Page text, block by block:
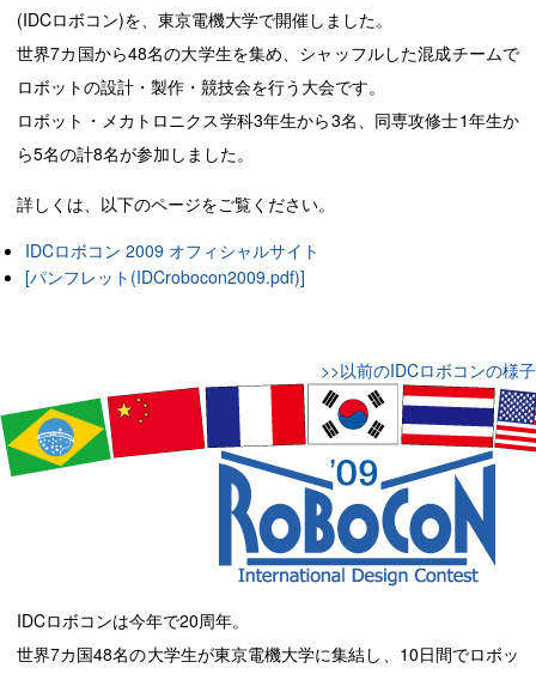
(IDCロボコン)を、東京電機大学で開催しました。
世界7カ国から48名の大学生を集め、シャッフルした混成チームで
ロボットの設計・製作・競技会を行う大会です。
ロボット・メカトロニクス学科3年生から3名、同専攻修士1年生か
ら5名の計8名が参加しました。
詳しくは、以下のページをご覧ください。
IDCロボコン 2009 オフィシャルサイト
[パンフレット(IDCrobocon2009.pdf)]
>>以前のIDCロボコンの様子
IDCロボコンは今年で20周年。
世界7カ国48名の大学生が東京電機大学に集結し、10日間でロボッ